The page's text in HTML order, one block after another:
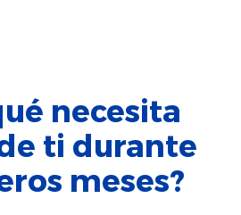
necesita
ti durante
meses?